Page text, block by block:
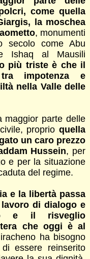
come quella
la moschea
, monumenti
secolo come Abu
Ishaq al Mausili
più triste è che il
impotenza e
nella Valle delle
parte delle
proprioquella
un caro prezzo
Hussein, per
e per la situazione
del regime.
e la libertà passa
di dialogo e
e il risveglio
che oggi è al
ha bisogno
essere reinserito